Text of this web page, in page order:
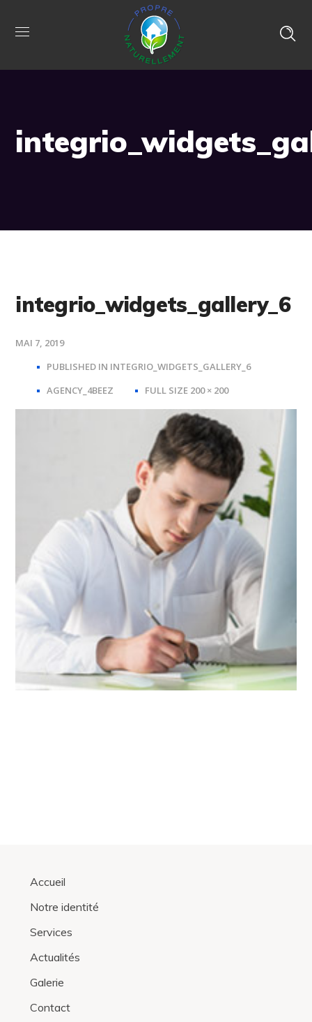
integrio_widgets_gallery_6
MAI 7, 2019
PUBLISHED IN INTEGRIO_WIDGETS_GALLERY_6
AGENCY_4BEEZ
FULL
SIZE
FULL SIZE 200 × 200
Accueil
Notre identité
Services
Actualités
Galerie
Contact